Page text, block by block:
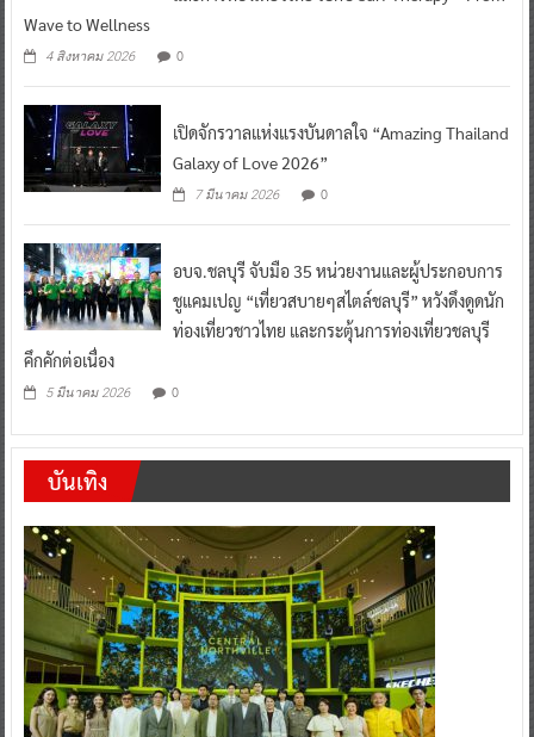
Wave to Wellness
4 สิงหาคม 2026 0
เปิดจักรวาลแห่งแรงบันดาลใจ “Amazing Thailand
Galaxy of Love 2026”
7 มีนาคม 2026 0
อบจ.ชลบุรี จับมือ 35 หน่วยงานและผู้ประกอบการ
ชูแคมเปญ “เที่ยวสบายๆสไตล์ชลบุรี” หวังดึงดูดนัก
ท่องเที่ยวชาวไทย และกระตุ้นการท่องเที่ยวชลบุรี
คึกคักต่อเนื่อง
5 มีนาคม 2026 0
บันเทิง